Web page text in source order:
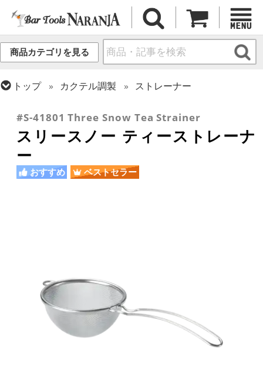
商品カテゴリを見る
トップ カクテル調製
ストレーナー
#S-41801 Three Snow Tea Strainer
スリースノー ティーストレーナ
ー
おすすめ ベストセラー